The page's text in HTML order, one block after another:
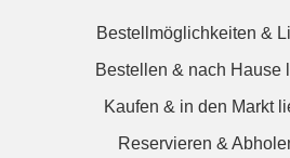
Bestellmöglichkeiten &
Bestellen & nach Hause
Kaufen & in den Markt
Reservieren &